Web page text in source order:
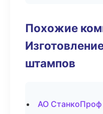
Похожие
штампов
АО СтанкоПроф